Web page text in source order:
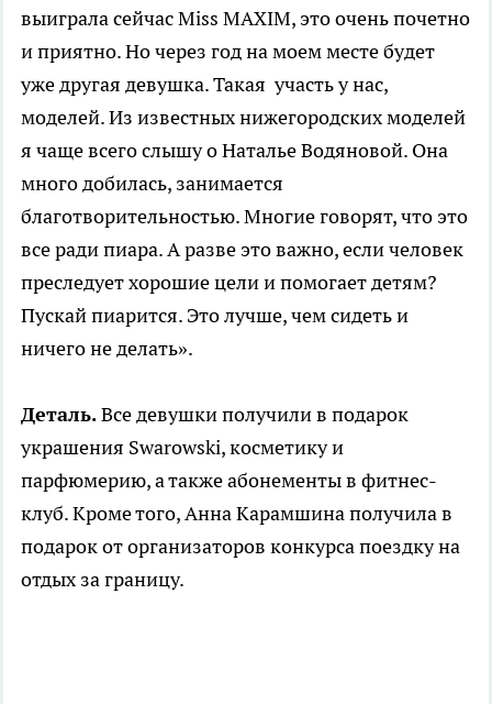
выиграла сейчас Miss MAXIM, это очень почетно
и приятно. Но через год на моем месте будет
уже другая девушка. Такая участь у нас,
моделей. Из известных нижегородских моделей
я чаще всего слышу о Наталье Водяновой. Она
много добилась, занимается
благотворительностью. Многие говорят, что это
все ради пиара. А разве это важно, если человек
преследует хорошие цели и помогает детям?
Пускай пиарится. Это лучше, чем сидеть и
ничего не делать».
Деталь.Все девушки получили в подарок
украшения Swarowski, косметику и
парфюмерию, а также абонементы в фитнес-
клуб. Кроме того,Анна Карамшинаполучила в
подарок от организаторов конкурса поездку на
отдых за границу.